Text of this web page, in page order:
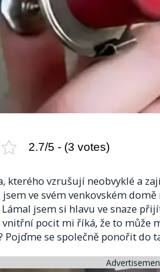
2.7/5 - (3 votes)
kterého vzrušují neobvyklé a
jsem ve svém venkovském
jsem si hlavu ve snaze
pocit mi říká, že to může
Pojďme se společně ponořit do